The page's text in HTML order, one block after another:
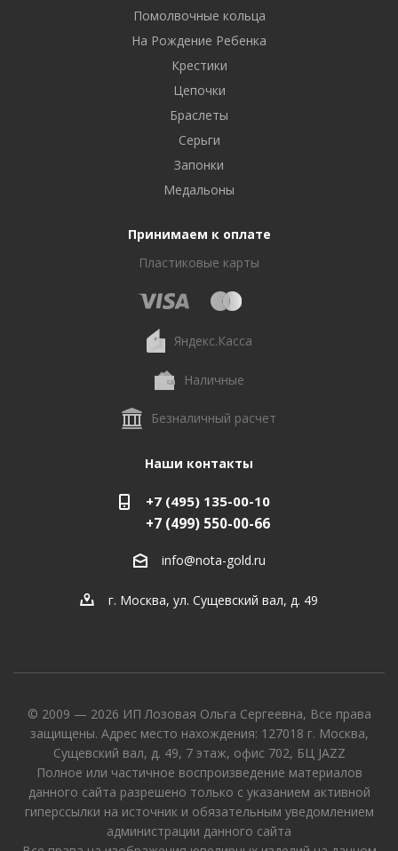
Помолвочные кольца
На Рождение Ребенка
Крестики
Цепочки
Браслеты
Серьги
Запонки
Медальоны
Принимаем к оплате
Пластиковые карты
Яндекс.Касса
Наличные
Безналичный расчет
Наши контакты
+7 (495) 135-00-10
+7 (499) 550-00-66
info@nota-gold.ru
г. Москва, ул. Сущевский вал, д. 49
© 2009 — 2026 ИП Лозовая Ольга Сергеевна, Все права
защищены. Адрес место нахождения: 127018 г. Москва,
Сущевский вал, д. 49, 7 этаж, офис 702, БЦ JAZZ
Полное или частичное воспроизведение материалов
данного сайта разрешено только с указанием активной
гиперссылки на источник и обязательным уведомлением
администрации данного сайта